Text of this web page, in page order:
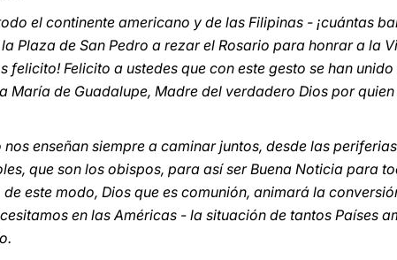
el continente americano y de las Filipinas - ¡cuántas
Plaza de San Pedro a rezar el Rosario para honrar a la
felicito! Felicito a ustedes que con este gesto se han
de Guadalupe, Madre del verdadero Dios por quien
enseñan siempre a caminar juntos, desde las
que son los obispos, para así ser Buena Noticia para
este modo, Dios que es comunión, animará la
en las Américas - la situación de tantos Países